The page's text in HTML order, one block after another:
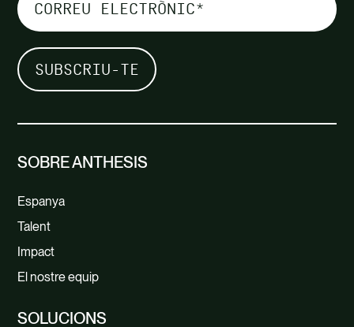
SOBRE ANTHESIS
Espanya
Talent
Impact
El nostre equip
SOLUCIONS